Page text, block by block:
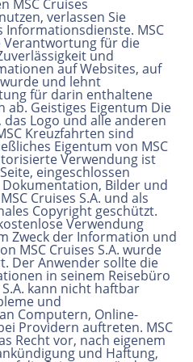
MSC Cruises
verlassen Sie
Informationsdienste. MSC
Verantwortung für die
und
auf Websites, auf
und lehnt
für darin enthaltene
ab. Geistiges Eigentum Die
das Logo und alle anderen
Kreuzfahrten sind
Eigentum von MSC
Verwendung ist
eingeschlossen
Bilder und
Cruises S.A. und als
Copyright geschützt.
Verwendung
Zweck der Information und
MSC Cruises S.A. wurde
Der Anwender sollte die
in seinem Reisebüro
kann nicht haftbar
und
Computern, Online-
Providern auftreten. MSC
Recht vor, nach eigenem
und Haftung,